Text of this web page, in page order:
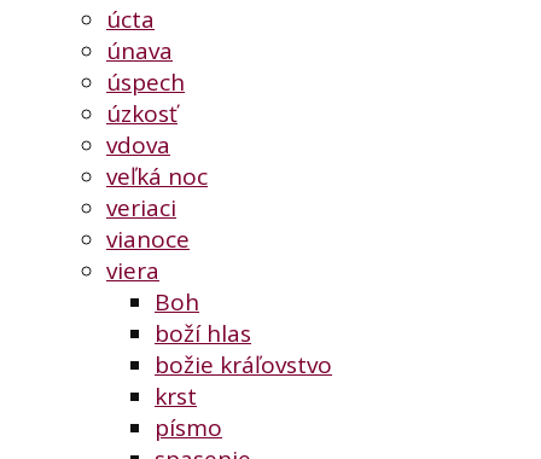
úcta
únava
úspech
úzkosť
vdova
veľká noc
veriaci
vianoce
viera
Boh
boží hlas
božie kráľovstvo
krst
písmo